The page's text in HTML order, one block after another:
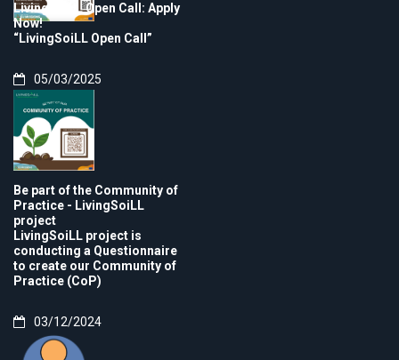
LivingSoiLL Open Call: Apply
Now!
“LivingSoiLL Open Call”
05/03/2025
Be part of the Community of
Practice - LivingSoiLL
project
LivingSoiLL project is
conducting a Questionnaire
to create our Community of
Practice (CoP)
03/12/2024